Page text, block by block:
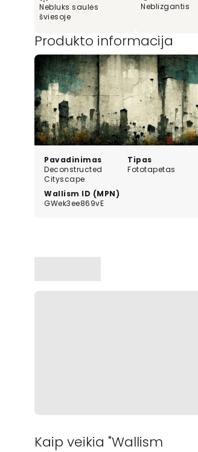
Nebluks saulės
šviesoje
Neblizgantis
Produkto informacija
Pavadinimas
Deconstructed
Cityscape
Tipas
Fototapetas
Wallism ID (MPN)
GWek3ee869vE
Kaip veikia "Wallism